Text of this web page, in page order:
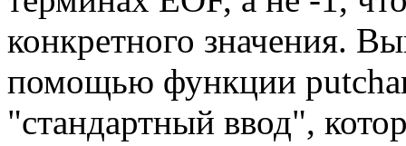
конкретного значения.
помощью функции
"стандартный ввод",